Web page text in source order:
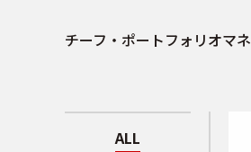
チーフ・ポートフォリオマ
ALL